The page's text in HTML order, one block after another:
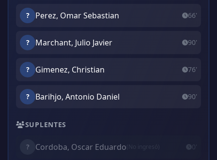
? Perez, Omar Sebastian 66'
? Marchant, Julio Javier 90'
? Gimenez, Christian 76'
? Barihjo, Antonio Daniel 90'
SUPLENTES
? Cordoba, Oscar Eduardo(No ingresó) 0'